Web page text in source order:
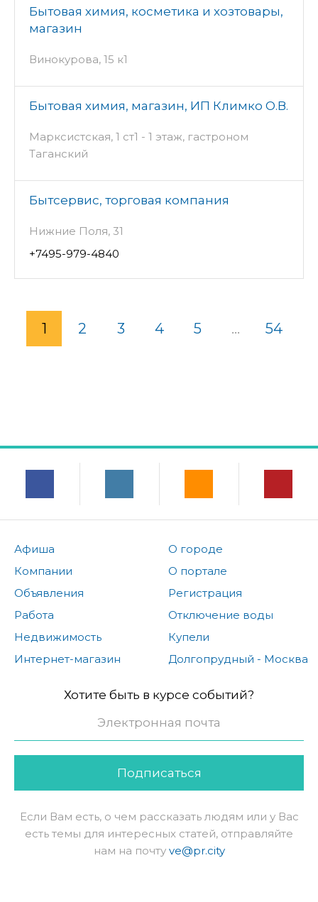
Бытовая химия, косметика и хозтовары,
магазин
Винокурова, 15 к1
Бытовая химия, магазин, ИП Климко О.В.
Марксистская, 1 ст1 - 1 этаж, гастроном
Таганский
Бытсервис, торговая компания
Нижние Поля, 31
+7495-979-4840
1 2 3 4 5 ... 54
Афиша
Компании
Объявления
Работа
Недвижимость
Интернет-магазин
О городе
О портале
Регистрация
Отключение воды
Купели
Долгопрудный - Москва
Хотите быть в курсе событий?
Подписаться
Если Вам есть, о чем рассказать людям или у Вас
есть темы для интересных статей, отправляйте
нам на почту ve@pr.city